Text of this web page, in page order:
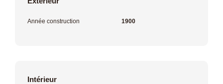
Année construction 1900
Intérieur